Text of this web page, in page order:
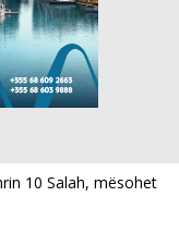
10 Salah, mësohet